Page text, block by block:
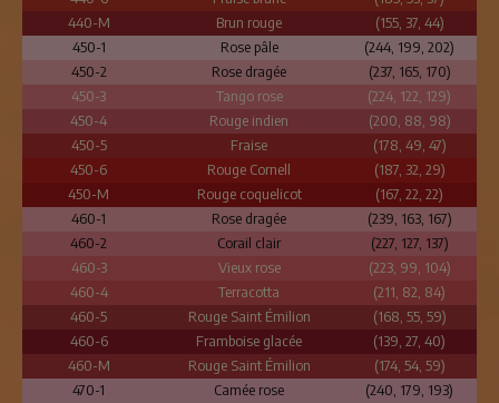
440-M
Brun rouge
(155, 37, 44)
450-1
Rose pâle
(244, 199, 202)
450-2
Rose dragée
(237, 165, 170)
450-3
Tango rose
(224, 122, 129)
450-4
Rouge indien
(200, 88, 98)
450-5
Fraise
(178, 49, 47)
450-6
Rouge Cornell
(187, 32, 29)
450-M
Rouge coquelicot
(167, 22, 22)
460-1
Rose dragée
(239, 163, 167)
460-2
Corail clair
(227, 127, 137)
460-3
Vieux rose
(223, 99, 104)
460-4
Terracotta
(211, 82, 84)
460-5
Rouge Saint Émilion
(168, 55, 59)
460-6
Framboise glacée
(139, 27, 40)
460-M
Rouge Saint Émilion
(174, 54, 59)
470-1
Camée rose
(240, 179, 193)